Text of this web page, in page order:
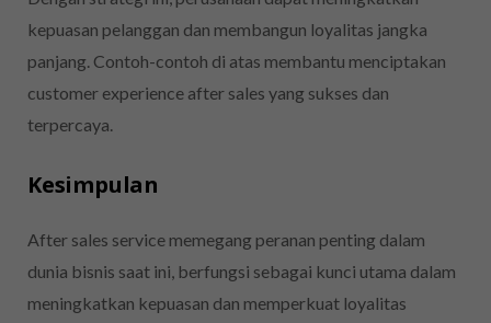
kepuasan pelanggan dan membangun loyalitas jangka
panjang. Contoh-contoh di atas membantu menciptakan
customer experience after sales yang sukses dan
terpercaya.
Kesimpulan
After sales service memegang peranan penting dalam
dunia bisnis saat ini, berfungsi sebagai kunci utama dalam
meningkatkan kepuasan dan memperkuat loyalitas